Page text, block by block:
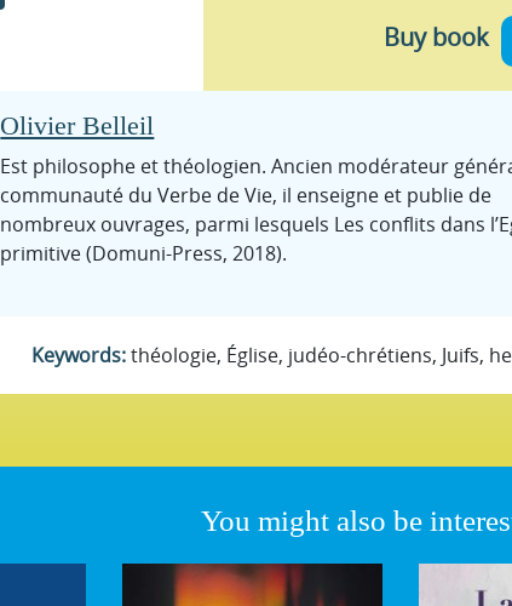
Buy book
Olivier Belleil
Est philosophe et théologien. Ancien modérateur
communauté du Verbe de Vie, il enseigne et publie de
nombreux ouvrages, parmi lesquels Les conflits dans
primitive (Domuni-Press, 2018).
Keywords:théologie, Église, judéo-chrétiens, Juifs,
You might also be